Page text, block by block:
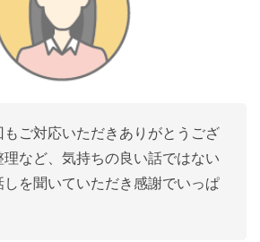
もご対応いただきありがとうござ
など、気持ちの良い話ではない
を聞いていただき感謝でいっぱ